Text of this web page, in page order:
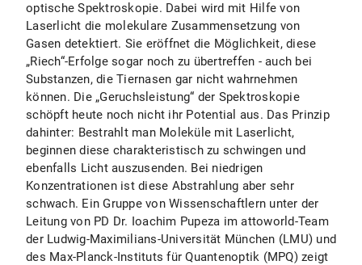
optische Spektroskopie. Dabei wird mit Hilfe von
Laserlicht die molekulare Zusammensetzung von
Gasen detektiert. Sie eröffnet die Möglichkeit, diese
„Riech“-Erfolge sogar noch zu übertreffen - auch bei
Substanzen, die Tiernasen gar nicht wahrnehmen
können. Die „Geruchsleistung“ der Spektroskopie
schöpft heute noch nicht ihr Potential aus. Das Prinzip
dahinter: Bestrahlt man Moleküle mit Laserlicht,
beginnen diese charakteristisch zu schwingen und
ebenfalls Licht auszusenden. Bei niedrigen
Konzentrationen ist diese Abstrahlung aber sehr
schwach. Ein Gruppe von Wissenschaftlern unter der
Leitung von PD Dr. Ioachim Pupeza im attoworld-Team
der Ludwig-Maximilians-Universität München (LMU) und
des Max-Planck-Instituts für Quantenoptik (MPQ) zeigt